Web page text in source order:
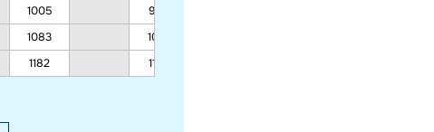
1005 959
1083 1032
1182 1124